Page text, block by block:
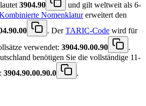
3904.90
und gilt weltweit als 6-
Nomenklaturerweitert den
. DerTARIC-Code wird für
verwendet: 3904.90.00.90
.
benötigen Sie die vollständige 11-
3904.90.00.90.0 .